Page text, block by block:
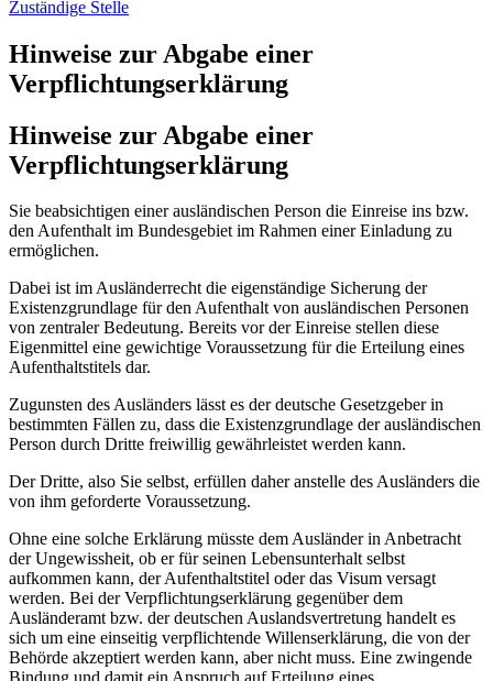
Zuständige Stelle
Hinweise zur Abgabe einer
Verpflichtungserklärung
Hinweise zur Abgabe einer
Verpflichtungserklärung
Sie beabsichtigen einer ausländischen Person die Einreise ins bzw.
den Aufenthalt im Bundesgebiet im Rahmen einer Einladung zu
ermöglichen.
Dabei ist im Ausländerrecht die eigenständige Sicherung der
Existenzgrundlage für den Aufenthalt von ausländischen Personen
von zentraler Bedeutung. Bereits vor der Einreise stellen diese
Eigenmittel eine gewichtige Voraussetzung für die Erteilung eines
Aufenthaltstitels dar.
Zugunsten des Ausländers lässt es der deutsche Gesetzgeber in
bestimmten Fällen zu, dass die Existenzgrundlage der ausländischen
Person durch Dritte freiwillig gewährleistet werden kann.
Der Dritte, also Sie selbst, erfüllen daher anstelle des Ausländers die
von ihm geforderte Voraussetzung.
Ohne eine solche Erklärung müsste dem Ausländer in Anbetracht
der Ungewissheit, ob er für seinen Lebensunterhalt selbst
aufkommen kann, der Aufenthaltstitel oder das Visum versagt
werden. Bei der Verpflichtungserklärung gegenüber dem
Ausländeramt bzw. der deutschen Auslandsvertretung handelt es
sich um eine einseitig verpflichtende Willenserklärung, die von der
Behörde akzeptiert werden kann, aber nicht muss. Eine zwingende